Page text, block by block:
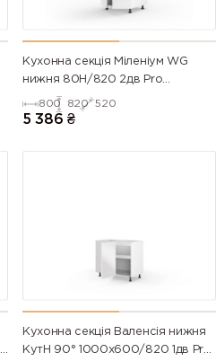
Кухонна секція Міленіум WG
нижня 80Н/820 2дв Pro
Blum(Білий/Глянець Білий (Серія
М))
800 820 520
5 386 ₴
Кухонна секція Валенсія нижня
КутН 90° 1000х600/820 1дв Pro